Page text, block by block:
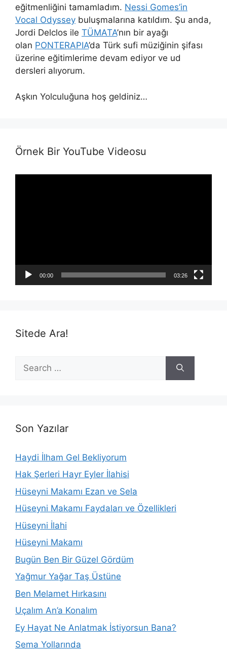
eğitmenliğini tamamladım. Nessi Gomes’in
Vocal Odyssey buluşmalarına katıldım. Şu anda,
Jordi Delclos ile TÜMATA’nın bir ayağı
olan PONTERAPIA’da Türk sufi müziğinin şifası
üzerine eğitimlerime devam ediyor ve ud
dersleri alıyorum.
Aşkın Yolculuğuna hoş geldiniz…
Örnek Bir YouTube Videosu
00:00 03:26
Sitede Ara!
for:
Son Yazılar
Haydi İlham Gel Bekliyorum
Hak Şerleri Hayr Eyler İlahisi
Hüseyni Makamı Ezan ve Sela
Hüseyni Makamı Faydaları ve Özellikleri
Hüseyni İlahi
Hüseyni Makamı
Bugün Ben Bir Güzel Gördüm
Yağmur Yağar Taş Üstüne
Ben Melamet Hırkasını
Uçalım An’a Konalım
Ey Hayat Ne Anlatmak İstiyorsun Bana?
Sema Yollarında